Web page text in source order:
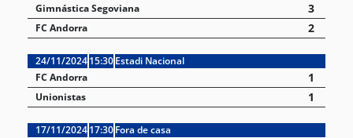
Gimnástica Segoviana
3
FC Andorra 2
24/11/202415:30Estadi Nacional
FC Andorra
1
Unionistas 1
17/11/202417:30Fora de casa